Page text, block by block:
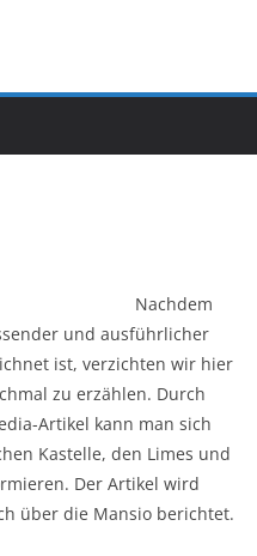
Nachdem
und ausführlicher
ist, verzichten wir hier
zu erzählen. Durch
Artikel kann man sich
Kastelle, den Limes und
Der Artikel wird
über die Mansio berichtet.